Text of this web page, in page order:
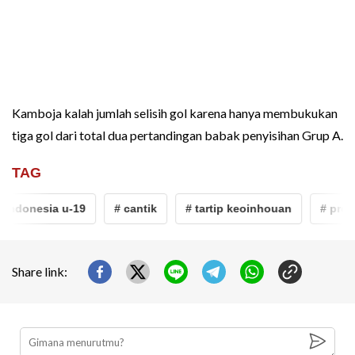
Kamboja kalah jumlah selisih gol karena hanya membukukan
tiga gol dari total dua pertandingan babak penyisihan Grup A.
TAG
u-19 # cantik # tartip keoinhouan # profil
Share link: